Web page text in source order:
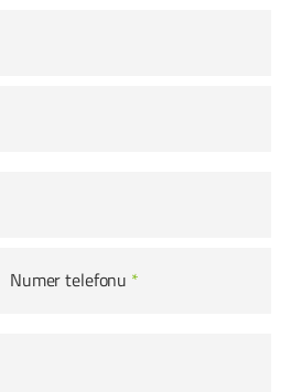
Numer telefonu *